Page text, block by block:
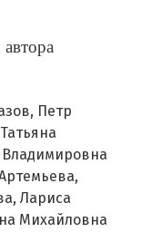
Петр
Лариса
Михайловна